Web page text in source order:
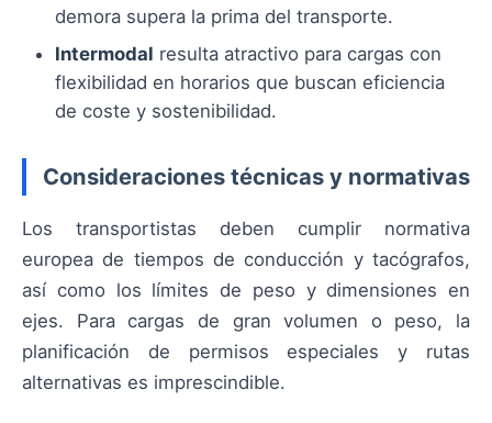
demora supera la prima del transporte.
Intermodal resulta atractivo para cargas con
flexibilidad en horarios que buscan eficiencia
de coste y sostenibilidad.
Consideraciones técnicas y normativas
Los transportistas deben cumplir normativa
europea de tiempos de conducción y tacógrafos,
así como los límites de peso y dimensiones en
ejes. Para cargas de gran volumen o peso, la
planificación de permisos especiales y rutas
alternativas es imprescindible.